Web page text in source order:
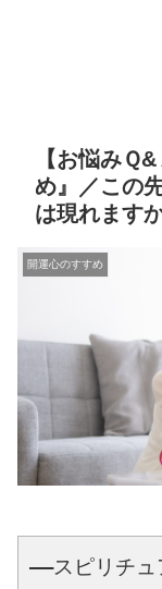
【お悩みＱ
め』／この
は現れます
開運心のすすめ
――スピリチ